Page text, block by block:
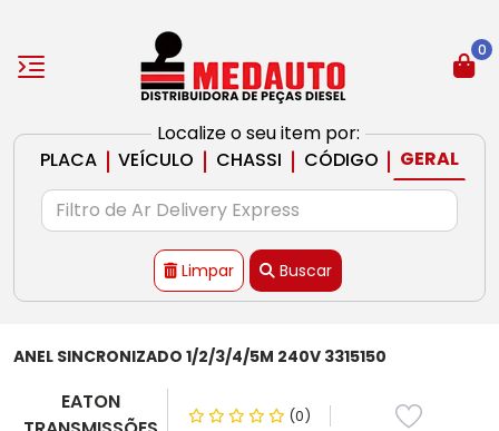
Localize o seu item por:
PLACA | VEÍCULO | CHASSI | CÓDIGO | GERAL
Limpar Buscar
0
ANEL SINCRONIZADO 1/2/3/4/5M 240V 3315150
EATON
(0)